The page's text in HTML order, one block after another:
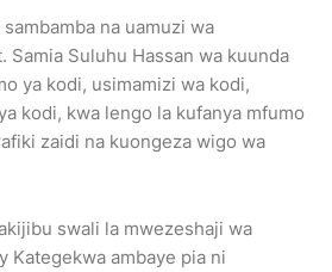
na uamuzi wa
Samia Suluhu Hassan wa kuunda
ya kodi, usimamizi wa kodi,
kodi, kwa lengo la kufanya mfumo
zaidi na kuongeza wigo wa
swali la mwezeshaji wa
Kategekwa ambaye pia ni